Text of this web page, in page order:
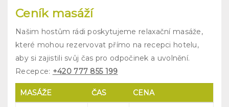
Ceník masáží
Našim hostům rádi poskytujeme relaxační masáže,
které mohou rezervovat přímo na recepci hotelu,
aby si zajistili svůj čas pro odpočinek a uvolnění.
Recepce: +420 777 855 199
MASÁŽE ČAS CENA